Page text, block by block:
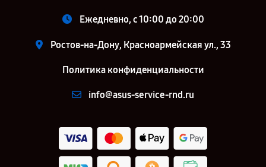
Ежедневно, с 10:00 до 20:00
Ростов-на-Дону, Красноармейская ул., 33
Политика конфиденциальности
info@asus-service-rnd.ru